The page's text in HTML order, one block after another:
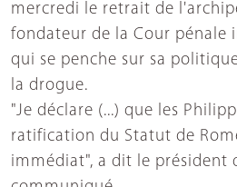
mercredi le retrait de
fondateur de la Cour pénale
qui se penche sur sa
la drogue.
"Je déclare (...) que les
ratification du Statut de
immédiat", a dit le président